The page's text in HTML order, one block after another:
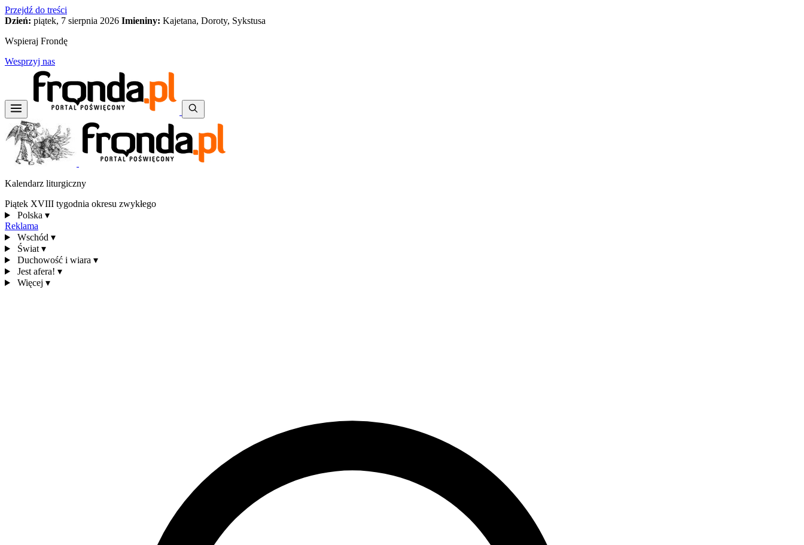
Przejdź do treści
Dzień: piątek, 7 sierpnia 2026 Imieniny: Kajetana, Doroty, Sykstusa
Wspieraj Frondę
Wesprzyj nas
Kalendarz liturgiczny
Piątek XVIII tygodnia okresu zwykłego
Polska ▾
Reklama
Wschód ▾
Świat ▾
Duchowość i wiara ▾
Jest afera! ▾
Więcej ▾